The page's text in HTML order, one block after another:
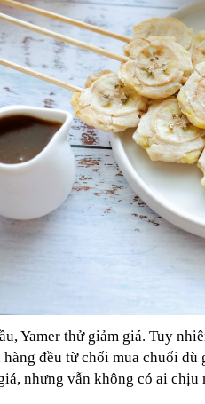
Yamer thử giảm giá. Tuy
hàng đều từ chối mua chuối dù
nhưng vẫn không có ai chịu